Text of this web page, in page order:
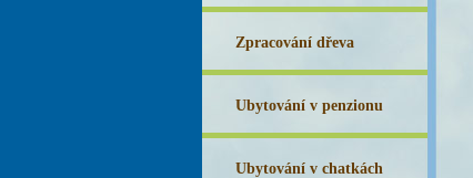
Zpracování dřeva
Ubytování v penzionu
Ubytování v chatkách